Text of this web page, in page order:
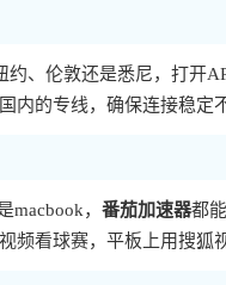
、伦敦还是悉尼，打开
内的专线，确保连接稳定
， 番茄加速器都
看球赛，平板上用搜狐